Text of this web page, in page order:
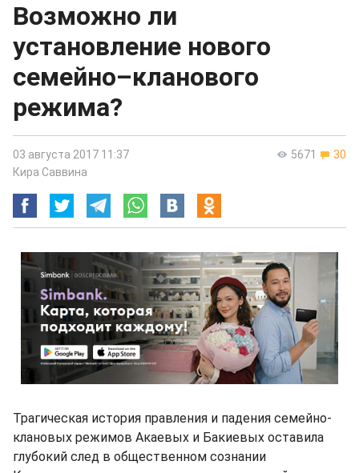
Возможно ли
установление нового
семейно–кланового
режима?
5671 30
03 августа 2017 11:37
Кира Саввина
Трагическая история правления и падения семейно-
клановых режимов Акаевых и Бакиевых оставила
глубокий след в общественном сознании